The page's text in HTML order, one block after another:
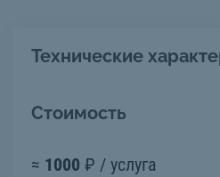
Технические
Стоимость
≈ 1000 ₽ / услуга